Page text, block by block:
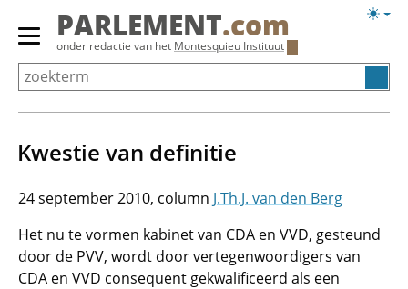
Overslaan
Primair
menu
tonen/verbergen
PARLEMENT.com
onder redactie van het Montesquieu Instituut
Kwestie van definitie
24 september 2010
J.Th.J. van den Berg
Het nu te vormen kabinet van CDA en VVD, gesteund
door de PVV, wordt door vertegenwoordigers van
CDA en VVD consequent gekwalificeerd als een